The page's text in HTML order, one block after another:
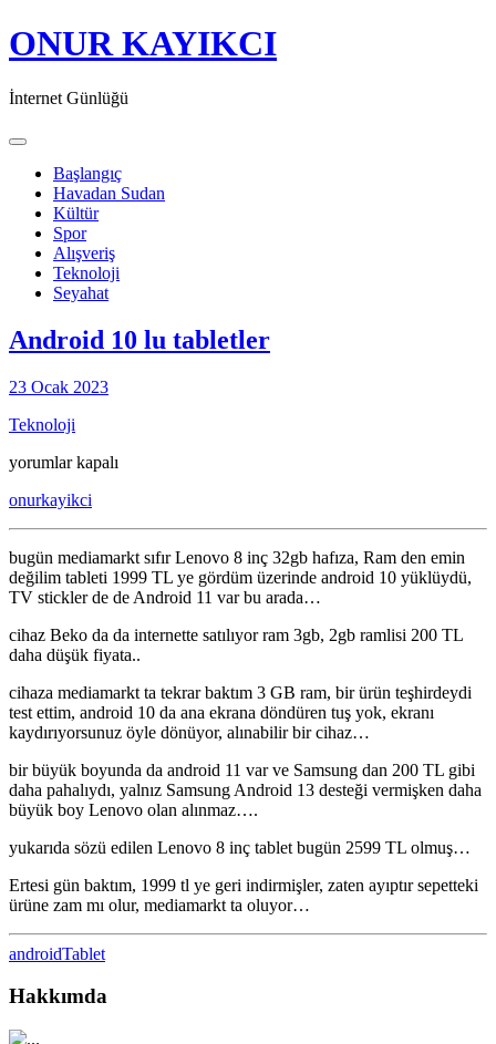
ONUR KAYIKCI
İnternet Günlüğü
Toggle navigation
Başlangıç
Havadan Sudan
Kültür
Spor
Alışveriş
Teknoloji
Seyahat
Android 10 lu tabletler
23 Ocak 2023
Teknoloji
Android
lu
yorumlar kapalı
onurkayikci
bugün mediamarkt sıfır Lenovo 8 inç 32gb hafıza, Ram den emin
değilim tableti 1999 TL ye gördüm üzerinde android 10 yüklüydü,
TV stickler de de Android 11 var bu arada…
cihaz Beko da da internette satılıyor ram 3gb, 2gb ramlisi 200 TL
daha düşük fiyata..
cihaza mediamarkt ta tekrar baktım 3 GB ram, bir ürün teşhirdeydi
test ettim, android 10 da ana ekrana döndüren tuş yok, ekranı
kaydırıyorsunuz öyle dönüyor, alınabilir bir cihaz…
bir büyük boyunda da android 11 var ve Samsung dan 200 TL gibi
daha pahalıydı, yalnız Samsung Android 13 desteği vermişken daha
büyük boy Lenovo olan alınmaz….
yukarıda sözü edilen Lenovo 8 inç tablet bugün 2599 TL olmuş…
Ertesi gün baktım, 1999 tl ye geri indirmişler, zaten ayıptır sepetteki
ürüne zam mı olur, mediamarkt ta oluyor…
androidTablet
Hakkımda